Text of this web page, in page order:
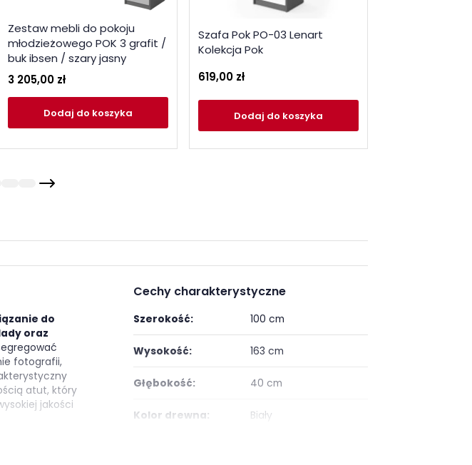
Zestaw mebli do pokoju
młodzieżowego POK 3 grafit /
buk ibsen / szary jasny
3 205,00 zł
Dodaj do koszyka
Szafa Pok PO-03 Lenart
Kolekcja Pok
619,00 zł
Dodaj do koszyka
do
oraz
fotografii,
atut, który
jakości
Cechy charakterystyczne
Szerokość: 100 cm
Wysokość: 163 cm
Głębokość: 40 cm
Kolor drewna: Biały